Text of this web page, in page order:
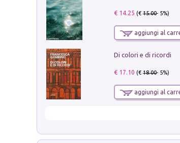
€ 14.25 (€15.00- 5%)
aggiungi al
Di colori e di ricordi
€ 17.10 (€18.00- 5%)
aggiungi al